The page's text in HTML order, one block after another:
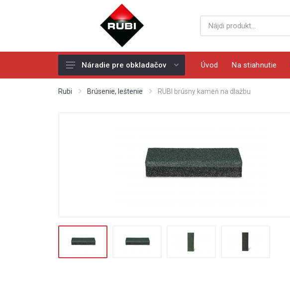
Ručné rezačky - rezačky na
obklad a dlažbu
Elektrický škrabák na špáry
Nivelačný systém
Náradie pre obkladačov Úvod Na stiahnutie
Rubi Brúsenie, leštenie RUBI brúsny kameň na dlažbu